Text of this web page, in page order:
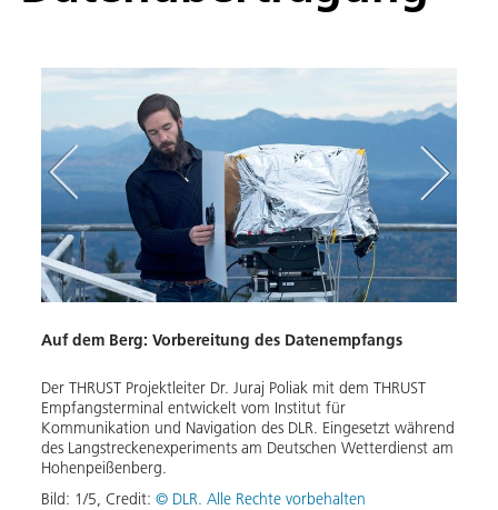
Auf dem Berg: Vorbereitung des Datenempfangs
Der THRUST Projektleiter Dr. Juraj Poliak mit dem THRUST
Empfangsterminal entwickelt vom Institut für
Kommunikation und Navigation des DLR. Eingesetzt während
des Langstreckenexperiments am Deutschen Wetterdienst am
Hohenpeißenberg.
Bild: 1/5, Credit: © DLR. Alle Rechte vorbehalten